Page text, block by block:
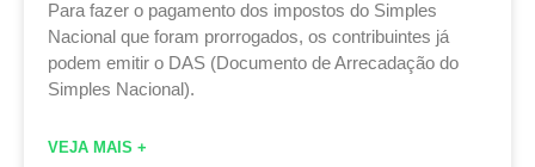
Para fazer o pagamento dos impostos do Simples
Nacional que foram prorrogados, os contribuintes já
podem emitir o DAS (Documento de Arrecadação do
Simples Nacional).
VEJA MAIS +